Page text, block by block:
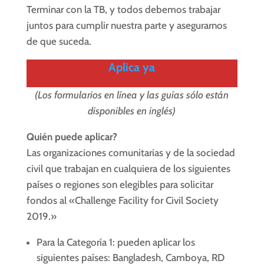
Terminar con la TB, y todos debemos trabajar
juntos para cumplir nuestra parte y asegurarnos
de que suceda.
Aplica ya
(Los formularios en línea y las guías sólo están
disponibles en inglés)
Quién puede aplicar?
Las organizaciones comunitarias y de la sociedad
civil que trabajan en cualquiera de los siguientes
países o regiones son elegibles para solicitar
fondos al «Challenge Facility for Civil Society
2019.»
Para la Categoría 1: pueden aplicar los
siguientes países: Bangladesh, Camboya, RD